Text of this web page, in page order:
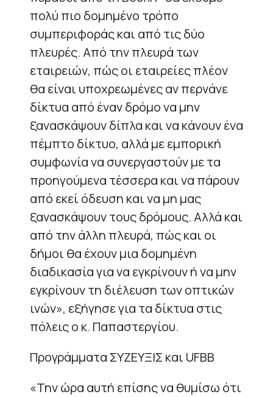
πολύ πιο δομημένο τρόπο
συμπεριφοράς και από τις δύο
πλευρές. Από την πλευρά των
εταιρειών, πώς οι εταιρείες πλέον
θα είναι υποχρεωμένες αν περνάνε
δίκτυα από έναν δρόμο να μην
ξανασκάψουν δίπλα και να κάνουν ένα
πέμπτο δίκτυο, αλλά με εμπορική
συμφωνία να συνεργαστούν με τα
προηγούμενα τέσσερα και να πάρουν
από εκεί όδευση και να μη μας
ξανασκάψουν τους δρόμους. Αλλά και
από την άλλη πλευρά, πώς και οι
δήμοι θα έχουν μια δομημένη
διαδικασία για να εγκρίνουν ή να μην
εγκρίνουν τη διέλευση των οπτικών
ινών», εξήγησε για τα δίκτυα στις
πόλεις ο κ. Παπαστεργίου.
Προγράμματα ΣΥΖΕΥΞΙΣ και UFBB
«Την ώρα αυτή επίσης να θυμίσω ότι